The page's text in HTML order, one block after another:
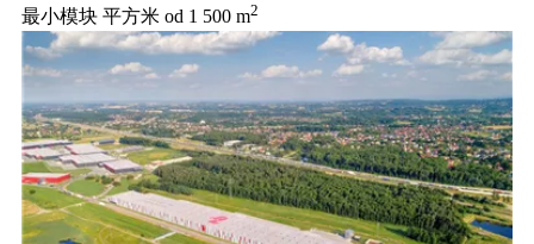
最小模块 平方米 od 1 500 m2